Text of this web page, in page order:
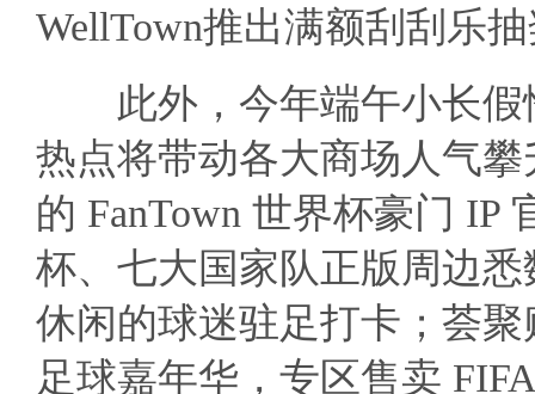
WellTown推出满额刮刮乐
此外，今年端午小长假
热点将带动各大商场人气
的 FanTown 世界杯豪门 IP
杯、七大国家队正版周边
休闲的球迷驻足打卡；荟
足球嘉年华，专区售卖